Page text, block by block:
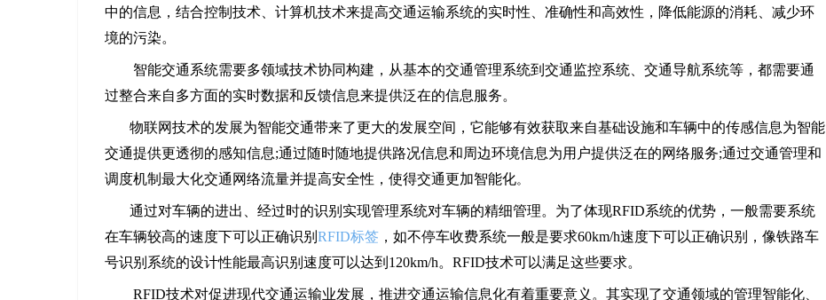
中的信息，结合控制技术、计算机技术来提高交通运输系统的实时性、准确性和高效性，降低能源的消耗、减少环
境的污染。
智能交通系统需要多领域技术协同构建，从基本的交通管理系统到交通监控系统、交通导航系统等，都需要通
过整合来自多方面的实时数据和反馈信息来提供泛在的信息服务。
物联网技术的发展为智能交通带来了更大的发展空间，它能够有效获取来自基础设施和车辆中的传感信息为智能
交通提供更透彻的感知信息;通过随时随地提供路况信息和周边环境信息为用户提供泛在的网络服务;通过交通管理和
调度机制最大化交通网络流量并提高安全性，使得交通更加智能化。
通过对车辆的进出、经过时的识别实现管理系统对车辆的精细管理。为了体现RFID系统的优势，一般需要系统
在车辆较高的速度下可以正确识别 RFID标签 ，如不停车收费系统一般是要求60km/h速度下可以正确识别，像铁路车
号识别系统的设计性能最高识别速度可以达到120km/h。RFID技术可以满足这些要求。
RFID技术对促进现代交通运输业发展，推进交通运输信息化有着重要意义。其实现了交通领域的管理智能化、